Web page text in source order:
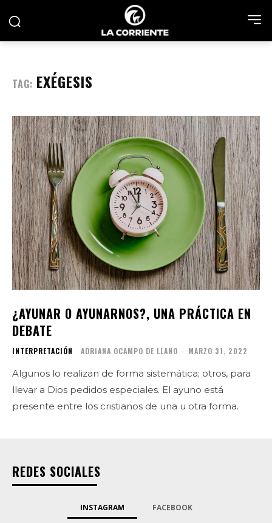
TAG: EXÉGESIS
¿AYUNAR O AYUNARNOS?, UNA PRÁCTICA EN
DEBATE
INTERPRETACIÓN ADRIANA OCAMPO DE LLANO - MARZO 31, 2022
Algunos lo realizan de forma sistemática; otros, para
llevar a Dios pedidos especiales. El ayuno está
presente entre los cristianos de una u otra forma.
REDES SOCIALES
INSTAGRAM FACEBOOK